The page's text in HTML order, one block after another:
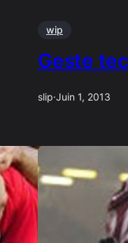
wip
Geste
slip·Juin 1, 2013